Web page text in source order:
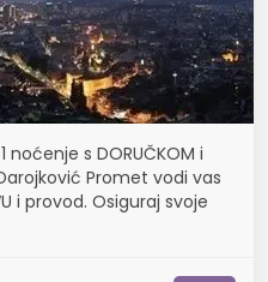
noćenje s DORUČKOM i
Promet vodi vas
i provod. Osiguraj svoje